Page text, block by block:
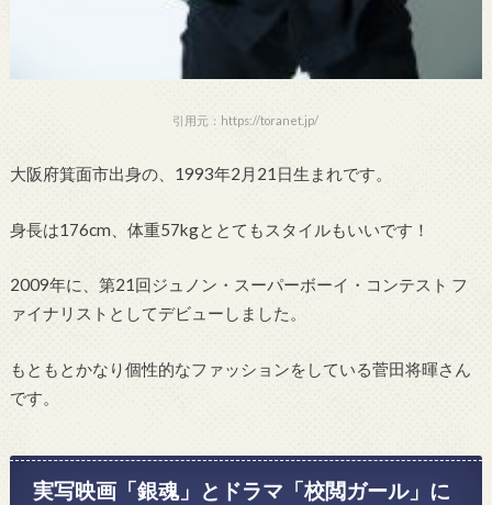
引用元：https://toranet.jp/
大阪府箕面市出身の、1993年2月21日生まれです。
身長は176cm、体重57kgととてもスタイルもいいです！
2009年に、第21回ジュノン・スーパーボーイ・コンテスト フ
ァイナリストとしてデビューしました。
もともとかなり個性的なファッションをしている菅田将暉さん
です。
実写映画「銀魂」とドラマ「校閲ガール」に